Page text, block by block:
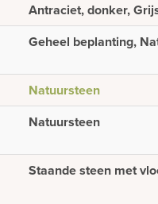
Antraciet, donker,
Geheel beplanting,
Natuursteen
Natuursteen
Staande steen met